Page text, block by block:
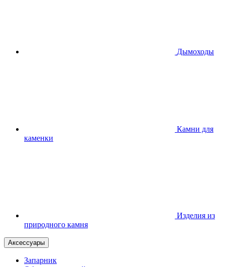
Дымоходы
Камни для
каменки
Изделия из
природного камня
Аксессуары
Запарник